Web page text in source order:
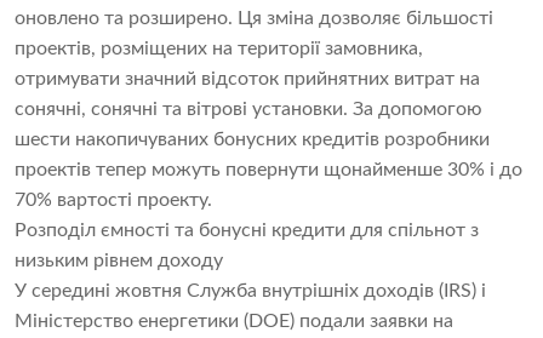
оновлено та розширено. Ця зміна дозволяє більшості
проектів, розміщених на території замовника,
отримувати значний відсоток прийнятних витрат на
сонячні, сонячні та вітрові установки. За допомогою
шести накопичуваних бонусних кредитів розробники
проектів тепер можуть повернути щонайменше 30% і до
70% вартості проекту.
Розподіл ємності та бонусні кредити для спільнот з
низьким рівнем доходу
У середині жовтня Служба внутрішніх доходів (IRS) і
Міністерство енергетики (DOE) подали заявки на